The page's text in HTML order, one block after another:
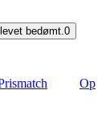
bedømt.0
Op